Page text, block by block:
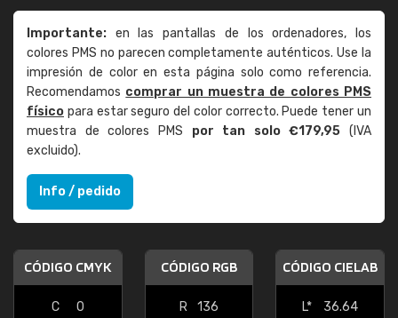
Importante: en las pantallas de los ordenadores, los
colores PMS no parecen completamente auténticos. Use la
impresión de color en esta página solo como referencia.
Recomendamos comprar un muestra de colores PMS
físico para estar seguro del color correcto. Puede tener un
muestra de colores PMS por tan solo €179,95 (IVA
excluido).
Info / pedido
CÓDIGO CMYK
C
0
CÓDIGO RGB
R
136
CÓDIGO CIELAB
L*
36.64